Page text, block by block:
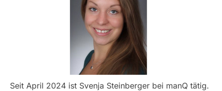
Seit April 2024 ist Svenja Steinberger bei manQ tätig.